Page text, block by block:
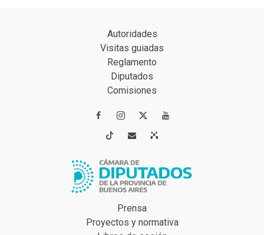
Autoridades
Visitas guiadas
Reglamento
Diputados
Comisiones
 
 
Prensa
Proyectos y normativa